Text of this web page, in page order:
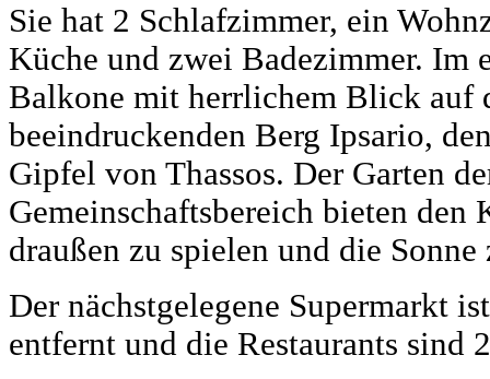
Sie hat 2 Schlafzimmer, ein
Küche und zwei Badezimmer. Im
Balkone mit herrlichem Blick auf
beeindruckenden Berg Ipsario,
Gipfel von Thassos. Der Garten
Gemeinschaftsbereich bieten den
draußen zu spielen und die Sonne
Der nächstgelegene Supermarkt
entfernt und die Restaurants sind